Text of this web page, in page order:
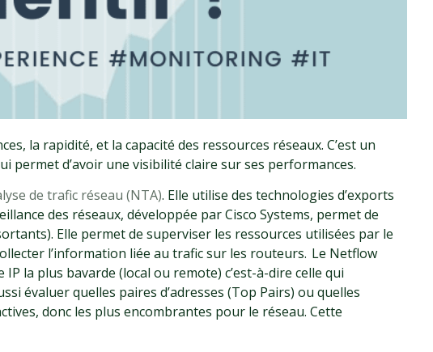
la rapidité, et la capacité des ressources réseaux. C’est un
permet d’avoir une visibilité claire sur ses performances.
de trafic réseau (NTA). Elle utilise des technologies d’exports
des réseaux, développée par Cisco Systems, permet de
Elle permet de superviser les ressources utilisées par le
l’information liée au trafic sur les routeurs. Le Netflow
la plus bavarde (local ou remote) c’est-à-dire celle qui
évaluer quelles paires d’adresses (Top Pairs) ou quelles
donc les plus encombrantes pour le réseau. Cette